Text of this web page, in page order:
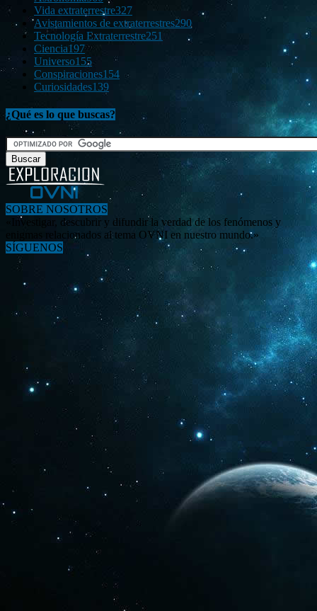
Vida extraterrestre327
Avistamientos de extraterrestres290
Tecnología Extraterrestre251
Ciencia197
Universo155
Conspiraciones154
Curiosidades139
¿Qué es lo que buscas?
SOBRE NOSOTROS
«Investigar, descubrir y difundir la verdad de los fenómenos y
enigmas relacionados al tema OVNI en nuestro mundo.»
SÍGUENOS